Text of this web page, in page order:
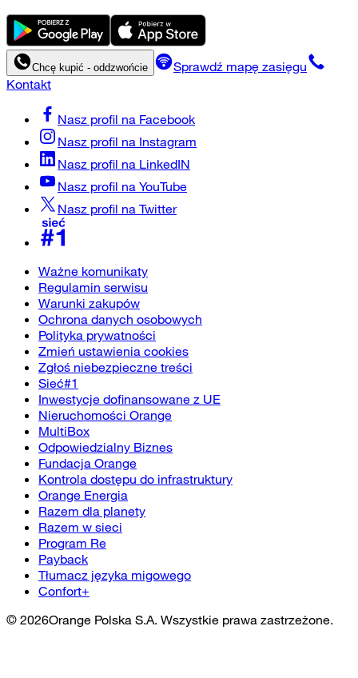
Chcę kupić - oddzwońcie
Sprawdź mapę zasięgu
Kontakt
Nasz profil na Facebook
Nasz profil na Instagram
Nasz profil na LinkedIN
Nasz profil na YouTube
Nasz profil na Twitter
Ważne komunikaty
Regulamin serwisu
Warunki zakupów
Ochrona danych osobowych
Polityka prywatności
Zmień ustawienia cookies
Zgłoś niebezpieczne treści
Sieć#1
Inwestycje dofinansowane z UE
Nieruchomości Orange
MultiBox
Odpowiedzialny Biznes
Fundacja Orange
Kontrola dostępu do infrastruktury
Orange Energia
Razem dla planety
Razem w sieci
Program Re
Payback
Tłumacz języka migowego
Confort+
© 2026Orange Polska S.A. Wszystkie prawa zastrzeżone.